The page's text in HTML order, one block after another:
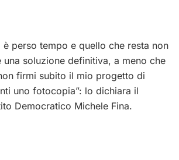
è perso tempo e quello che resta non
una soluzione definitiva, a meno che
firmi subito il mio progetto di
uno fotocopia”: lo dichiara il
Democratico Michele Fina.